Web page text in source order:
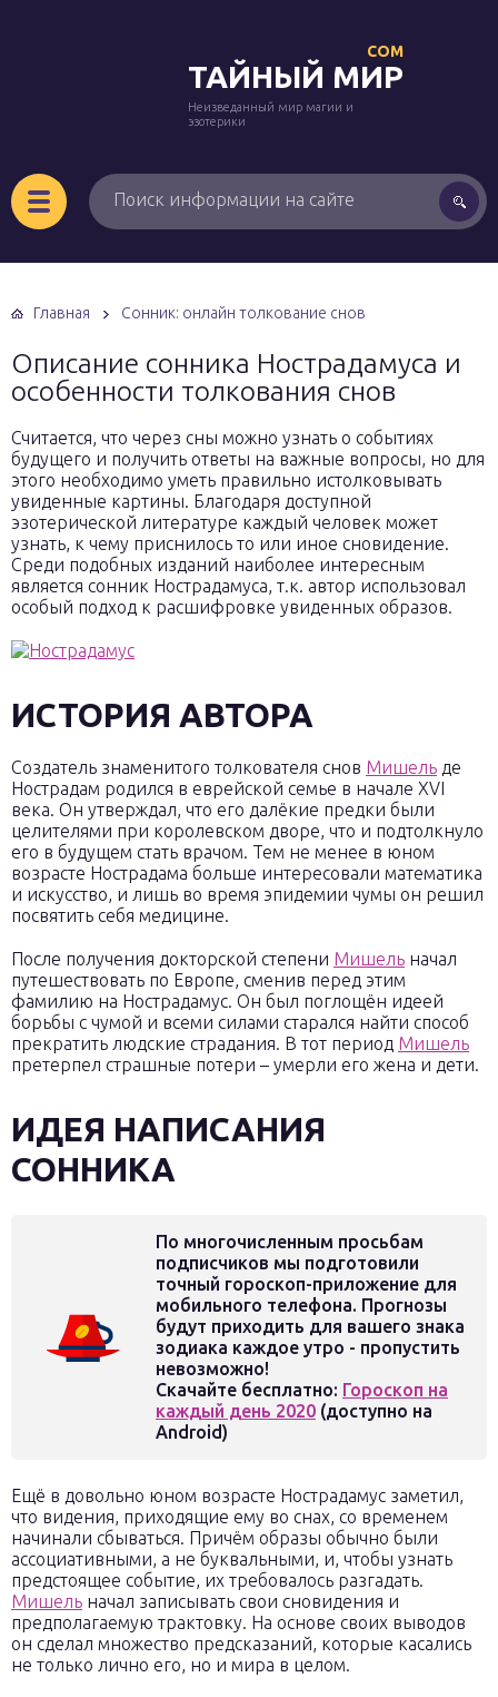
ТАЙНЫЙ МИР
COM
Неизведанный мир магии и
эзотерики
Главная Сонник: онлайн толкование снов
Описание сонника Нострадамуса и
особенности толкования снов
Считается, что через сны можно узнать о событиях
будущего и получить ответы на важные вопросы, но для
этого необходимо уметь правильно истолковывать
увиденные картины. Благодаря доступной
эзотерической литературе каждый человек может
узнать, к чему приснилось то или иное сновидение.
Среди подобных изданий наиболее интересным
является сонник Нострадамуса, т.к. автор использовал
особый подход к расшифровке увиденных образов.
ИСТОРИЯ АВТОРА
Создатель знаменитого толкователя снов Мишель де
Нострадам родился в еврейской семье в начале XVI
века. Он утверждал, что его далёкие предки были
целителями при королевском дворе, что и подтолкнуло
его в будущем стать врачом. Тем не менее в юном
возрасте Нострадама больше интересовали математика
и искусство, и лишь во время эпидемии чумы он решил
посвятить себя медицине.
После получения докторской степени Мишель начал
путешествовать по Европе, сменив перед этим
фамилию на Нострадамус. Он был поглощён идеей
борьбы с чумой и всеми силами старался найти способ
прекратить людские страдания. В тот период Мишель
претерпел страшные потери – умерли его жена и дети.
ИДЕЯ НАПИСАНИЯ
СОННИКА
По многочисленным просьбам
подписчиков мы подготовили
точный гороскоп-приложение для
мобильного телефона. Прогнозы
будут приходить для вашего знака
зодиака каждое утро - пропустить
невозможно!
Скачайте бесплатно: Гороскоп на
каждый день 2020 (доступно на
Android)
Ещё в довольно юном возрасте Нострадамус заметил,
что видения, приходящие ему во снах, со временем
начинали сбываться. Причём образы обычно были
ассоциативными, а не буквальными, и, чтобы узнать
предстоящее событие, их требовалось разгадать.
Мишель начал записывать свои сновидения и
предполагаемую трактовку. На основе своих выводов
он сделал множество предсказаний, которые касались
не только лично его, но и мира в целом.